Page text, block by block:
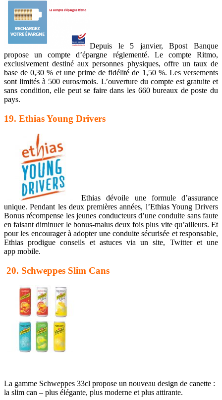
Depuis le 5 janvier, Bpost Banque
propose un compte d’épargne réglementé. Le compte Ritmo,
exclusivement destiné aux personnes physiques, offre un taux de
base de 0,30 % et une prime de fidélité de 1,50 %. Les versements
sont limités à 500 euros/mois. L’ouverture du compte est gratuite et
sans condition, elle peut se faire dans les 660 bureaux de poste du
pays.
19. Ethias Young Drivers
Ethias dévoile une formule d’assurance
unique. Pendant les deux premières années, l’Ethias Young Drivers
Bonus récompense les jeunes conducteurs d’une conduite sans faute
en faisant diminuer le bonus-malus deux fois plus vite qu’ailleurs. Et
pour les encourager à adopter une conduite sécurisée et responsable,
Ethias prodigue conseils et astuces via un site, Twitter et une
app mobile.
20. Schweppes Slim Cans
La gamme Schweppes 33cl propose un nouveau design de canette :
la slim can – plus élégante, plus moderne et plus attirante.